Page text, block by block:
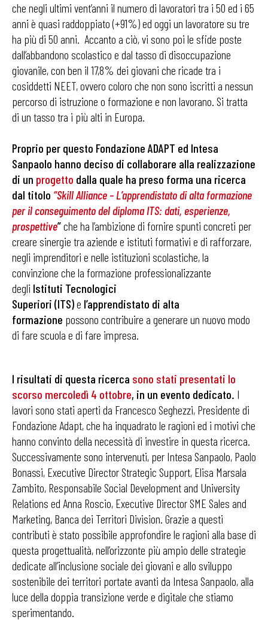
che negli ultimi vent’anni il numero di lavoratori tra i 50 ed i 65
anni è quasi raddoppiato (+91%) ed oggi un lavoratore su tre
ha più di 50 anni. Accanto a ciò, vi sono poi le sfide poste
dall’abbandono scolastico e dal tasso di disoccupazione
giovanile, con ben il 17,8% dei giovani che ricade tra i
cosiddetti NEET, ovvero coloro che non sono iscritti a nessun
percorso di istruzione o formazione e non lavorano. Si tratta
di un tasso tra i più alti in Europa.
Proprio per questo Fondazione ADAPT ed Intesa
Sanpaolo hanno deciso di collaborare alla realizzazione
di un progetto dalla quale ha preso forma una ricerca
dal titolo “Skill Alliance – L’apprendistato di alta formazione
per il conseguimento del diploma ITS: dati, esperienze,
prospettive”che ha l’ambizione di fornire spunti concreti per
creare sinergie tra aziende e istituti formativi e di rafforzare,
negli imprenditori e nelle istituzioni scolastiche, la
convinzione che la formazione professionalizzante
degli Istituti Tecnologici
Superiori (ITS)e l’apprendistato di alta
formazione possono contribuire a generare un nuovo modo
di fare scuola e di fare impresa.
I risultati di questa ricerca sono stati presentati lo
scorso mercoledì 4 ottobre, in un evento dedicato. I
lavori sono stati aperti da Francesco Seghezzi, Presidente di
Fondazione Adapt, che ha inquadrato le ragioni ed i motivi che
hanno convinto della necessità di investire in questa ricerca.
Successivamente sono intervenuti, per Intesa Sanpaolo, Paolo
Bonassi, Executive Director Strategic Support, Elisa Marsala
Zambito, Responsabile Social Development and University
Relations ed Anna Roscio, Executive Director SME Sales and
Marketing, Banca dei Territori Division. Grazie a questi
contributi è stato possibile approfondire le ragioni alla base di
questa progettualità, nell’orizzonte più ampio delle strategie
dedicate all’inclusione sociale dei giovani e allo sviluppo
sostenibile dei territori portate avanti da Intesa Sanpaolo, alla
luce della doppia transizione verde e digitale che stiamo
sperimentando.